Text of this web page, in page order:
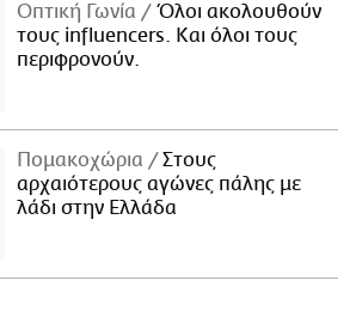
Οπτική Γωνία
Όλοι ακολουθούν
τους influencers. Και όλοι τους
περιφρονούν.
Πομακοχώρια
Στους
αρχαιότερους αγώνες πάλης με
λάδι στην Ελλάδα